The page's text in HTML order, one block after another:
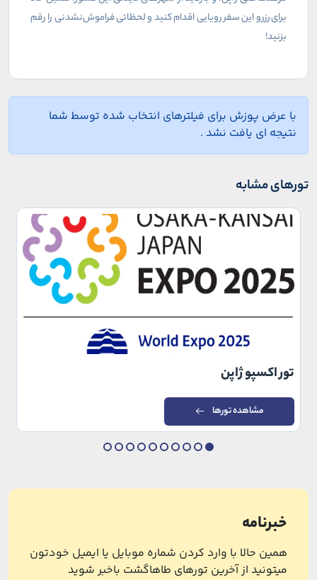
برای رزرو این سفر رویایی اقدام کنید و لحظاتی فراموش‌نشدنی را رقم
بزنید!
با عرض پوزش برای فیلترهای انتخاب شده توسط شما
نتیجه ای یافت نشد .
تورهای مشابه
تور اکسپو ژاپن
مشاهده تورها
خبرنامه
همین حالا با وارد کردن شماره موبایل یا ایمیل خودتون
میتونید از آخرین تورهای طاهاگشت باخبر شوید